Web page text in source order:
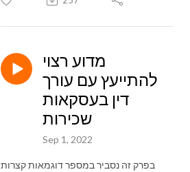
מדוע רצוי
להתייעץ עם עורך
דין בעסקאות
שכירות
Sep 1, 2022
בפרק זה נסביר במספר דוגמאות קצרות